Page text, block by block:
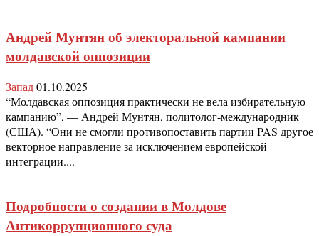
Андрей Мунтян об электоральной кампании
молдавской оппозиции
Запад01.10.2025
“Молдавская оппозиция практически не вела избирательную
кампанию”, — Андрей Мунтян, политолог-международник
(США). “Они не смогли противопоставить партии PAS другое
векторное направление за исключением европейской
интеграции....
Подробности о создании в Молдове
Антикоррупционного суда